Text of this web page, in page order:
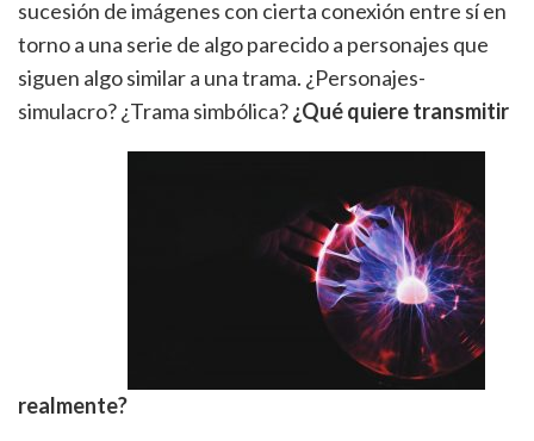
sucesión de imágenes con cierta conexión entre sí en
torno a una serie de algo parecido a personajes que
siguen algo similar a una trama. ¿Personajes-
simulacro? ¿Trama simbólica?¿Qué quiere transmitir
realmente?